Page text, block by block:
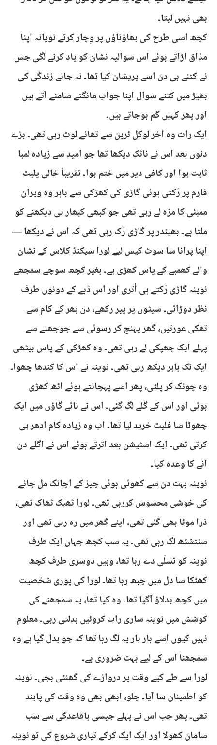
بھی نہیں لیتا۔
کچھ اسی طرح کی بھاؤناؤں پر وِچار کرتے نویانہ اپنا
مذاق اڑاتے ہوئے اس سوالیہ نشان کو یاد کرنے لگی جس
نے کتنے ہی دن اسے پریشان کیا تھا۔ نہ جانے زندگی کی
بھیڑ میں کتنے سوال اپنا جواب مانگتے سامنے آتے ہیں
اور پھر کہیں گم ہوجاتے ہیں۔
ایک رات وہ آخر لوکل ٹرین سے تھانے لوٹ رہی تھی۔ بڑے
دنوں بعد اس نے ناٹک دیکھا تھا جو امید سے زیادہ لمبا
ثابت ہوا اور کافی دیر میں ختم ہوا۔ تقریباً خالی پلیٹ
فارم پر رُکتی ہوئی گاڑی کی کھڑکی سے باہر وہ ویران
ممبئی کا مزہ لے رہی تھی جو کبھی کبھار ہی دیکھنے کو
ملتا ہے۔ بھیندر پر گاڑی رُک رہی تھی کہ اس نے دیکھا —
اپنا پرانا سا سوٹ کیس لیے لورا سیکنڈ کلاس کے نشان
والے کھمبے کے پاس کھڑی ہے۔ بغیر کچھ سوچے سمجھے
نوینہ گاڑی رُکتے ہی اُتری اور اس ڈبے کے دونوں طرف
نظر دوڑائی۔ سیٹوں پر پیر رکھے، دن بھر کے کام سے
تھکی عورتیں، گھر پہنچ کر رسوئی سے جوجھنے سے
پہلے ایک جھپکی لے رہی تھی۔ وہ کھڑکی کے پاس بیٹھی
ایک ٹک باہر دیکھ رہی تھی۔ نوینہ نے اس کا کندھا چھوا۔
وہ چونک کر پلٹی، پھر اسے پہچانتے ہوئے اٹھ کھڑی
ہوئی اور اس کے گلے لگ گئی۔ اس نے نائے گاؤں میں ایک
چھوٹا سا فلیٹ خرید لیا تھا۔ اب وہ زیادہ کام ادھر ہی
کرتی تھی۔ ایک اسٹیشن بعد اترتے ہوئے اس نے اگلے دن
آنے کا وعدہ کیا۔
نوینہ بہت دن سے کھوئی ہوئی چیز کے اچانک مل جانے
کی خوشی محسوس کررہی تھی۔ لورا ٹھیک ٹھاک تھی،
ذرا موٹا بھی گئی تھی، اپنے گھر میں رہ رہی تھی اور
سنتشٹھ لگ رہی تھی۔ یہ سب کچھ جہاں ایک طرف
نوینہ کو تسلّی دے رہا تھا، وہیں دوسری طرف کچھ
کھٹکا سا دل میں چبھ رہا تھا۔ لورا کی پوری شخصیت
میں کچھ بدلاؤ آگیا تھا۔ وہ کیا تھا، یہ سمجھنے کی
کوشش میں نوینہ ساری رات کروٹیں بدلتی رہی۔ معلوم
نہیں کیوں اسے بار بار یہ لگ رہا تھا کہ جو بدل گیا ہے وہ
سمجھنا اس کے لیے بہت ضروری ہے۔
لورا سے طے کیے وقت پر دروازے کی گھنٹی بجی۔ نوینہ
کو اطمینان سا آیا۔ چلو، ابھی بھی وہ وقت کی پابند
تھی۔ پھر جب اس نے پہلے جیسی باقاعدگی سے سب
سامان کھولا اور ایک ایک کرکے تیاری شروع کی تو نوینہ